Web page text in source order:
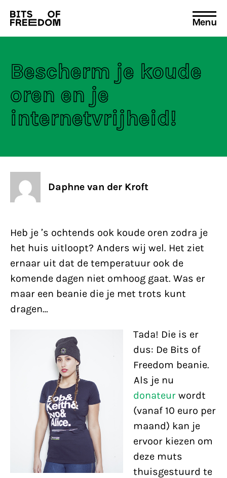
Search
for:
Menu
Bescherm je koude
oren en je
internetvrijheid!
Daphne van der Kroft
Heb je ’s ochtends ook koude oren zodra je
het huis uitloopt? Anders wij wel. Het ziet
ernaar uit dat de temperatuur ook de
komende dagen niet omhoog gaat. Was er
maar een beanie die je met trots kunt
dragen…
Tada! Die is er
dus: De Bits of
Freedom beanie.
Als je nu
donateur wordt
(vanaf 10 euro per
maand) kan je
ervoor kiezen om
deze muts
thuisgestuurd te